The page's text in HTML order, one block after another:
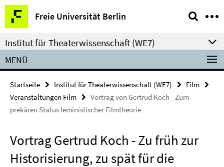
Springe
direkt
zu
Inhalt
Freie Universität Berlin
Service-
Navigation
Institut für Theaterwissenschaft (WE7)
MENÜ
Startseite Institut für Theaterwissenschaft (WE7)
Film
Veranstaltungen Film
Vortrag von Gertrud Koch - Zum
prekären Status feministischer Filmtheorie
Vortrag Gertrud Koch - Zu früh zur
Historisierung, zu spät für die